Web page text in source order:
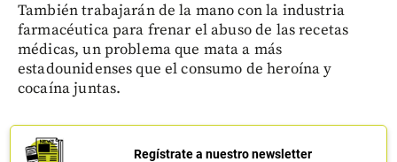
También trabajarán de la mano con la industria
farmacéutica para frenar el abuso de las recetas
médicas, un problema que mata a más
estadounidenses que el consumo de heroína y
cocaína juntas.
Regístrate a nuestro newsletter